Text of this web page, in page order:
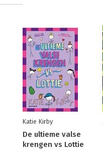
Katie Kirby
De ultieme valse
krengen vs Lottie